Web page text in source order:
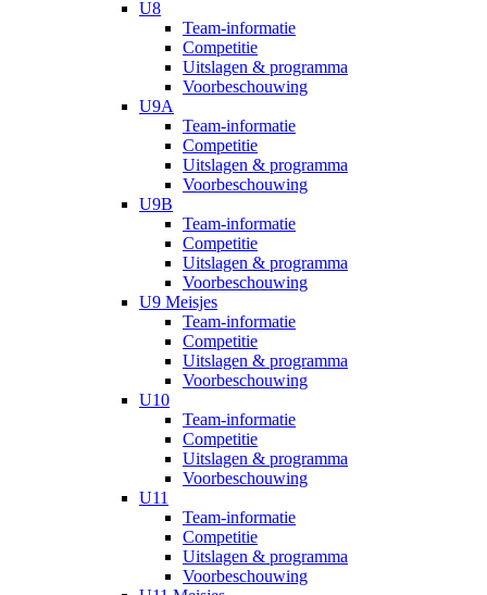
U8
Team-informatie
Competitie
Uitslagen & programma
Voorbeschouwing
U9A
Team-informatie
Competitie
Uitslagen & programma
Voorbeschouwing
U9B
Team-informatie
Competitie
Uitslagen & programma
Voorbeschouwing
U9 Meisjes
Team-informatie
Competitie
Uitslagen & programma
Voorbeschouwing
U10
Team-informatie
Competitie
Uitslagen & programma
Voorbeschouwing
U11
Team-informatie
Competitie
Uitslagen & programma
Voorbeschouwing